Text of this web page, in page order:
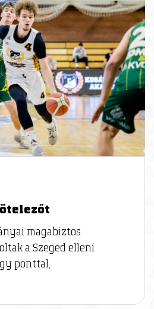
magabiztos
a Szeged elleni
ponttal,